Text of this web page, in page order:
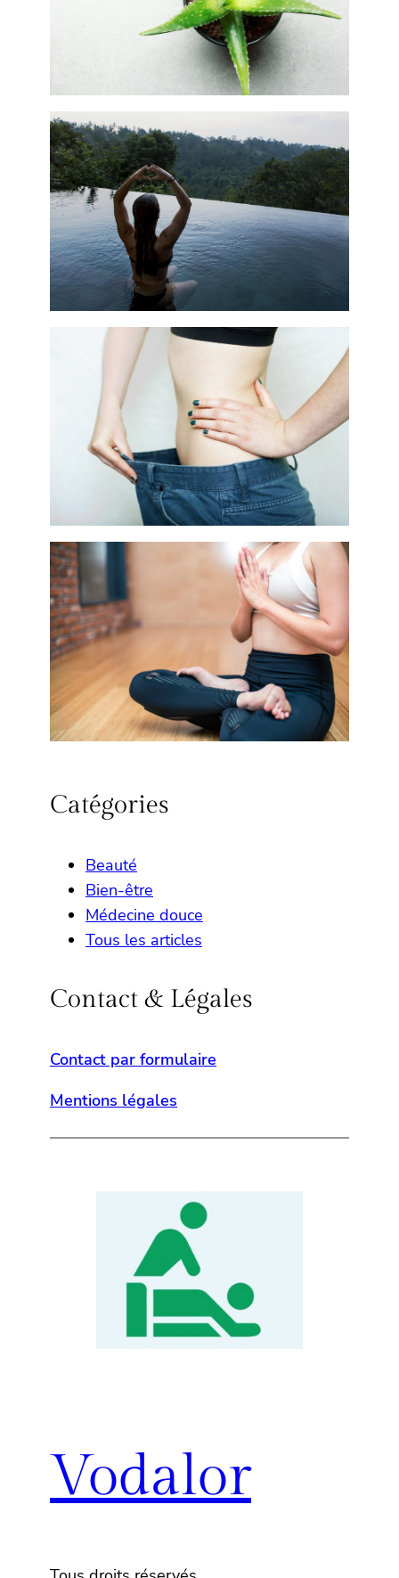
Catégories
Beauté
Bien-être
Médecine douce
Tous les articles
Contact & Légales
Contact par formulaire
Mentions légales
Vodalor